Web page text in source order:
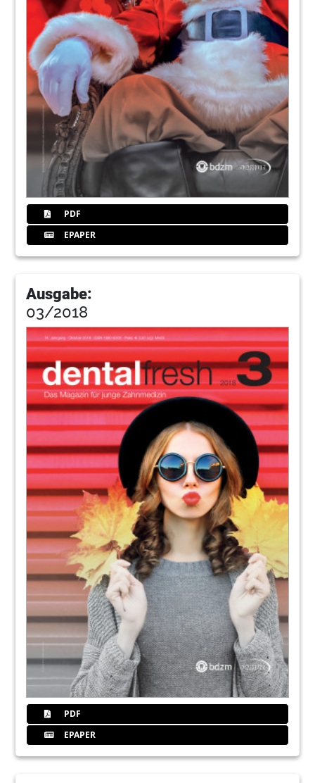
PDF
EPAPER
Ausgabe:
03/2018
PDF
EPAPER